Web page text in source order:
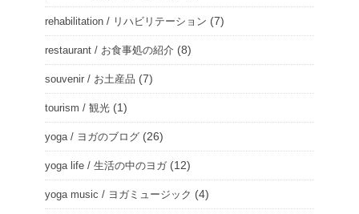
rehabilitation / リハビリテーション (7)
restaurant / お食事処の紹介 (8)
souvenir / お土産品 (7)
tourism / 観光 (1)
yoga / ヨガのブログ (26)
yoga life / 生活の中のヨガ(12)
yoga music / ヨガミュージック (4)